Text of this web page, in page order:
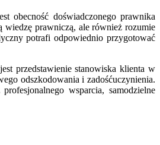
obecność doświadczonego prawnika
wiedzę prawniczą, ale również rozumie
potrafi odpowiednio przygotować
przedstawienie stanowiska klienta w
odszkodowania i zadośćuczynienia.
wsparcia, samodzielne